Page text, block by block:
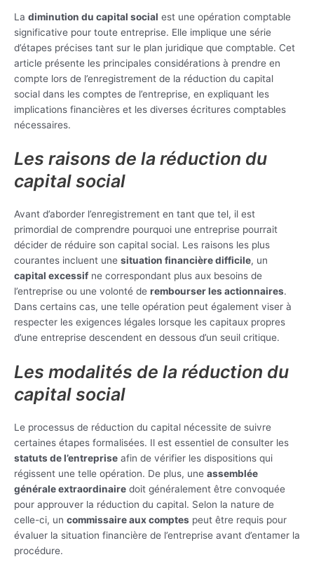
La diminution du capital social est une opération comptable
significative pour toute entreprise. Elle implique une série
d’étapes précises tant sur le plan juridique que comptable. Cet
article présente les principales considérations à prendre en
compte lors de l’enregistrement de la réduction du capital
social dans les comptes de l’entreprise, en expliquant les
implications financières et les diverses écritures comptables
nécessaires.
Les raisons de la réduction du
capital social
Avant d’aborder l’enregistrement en tant que tel, il est
primordial de comprendre pourquoi une entreprise pourrait
décider de réduire son capital social. Les raisons les plus
courantes incluent une situation financière difficile, un
capital excessif ne correspondant plus aux besoins de
l’entreprise ou une volonté de rembourser les actionnaires.
Dans certains cas, une telle opération peut également viser à
respecter les exigences légales lorsque les capitaux propres
d’une entreprise descendent en dessous d’un seuil critique.
Les modalités de la réduction du
capital social
Le processus de réduction du capital nécessite de suivre
certaines étapes formalisées. Il est essentiel de consulter les
statuts de l’entreprise afin de vérifier les dispositions qui
régissent une telle opération. De plus, une assemblée
générale extraordinaire doit généralement être convoquée
pour approuver la réduction du capital. Selon la nature de
celle-ci, un commissaire aux comptes peut être requis pour
évaluer la situation financière de l’entreprise avant d’entamer la
procédure.